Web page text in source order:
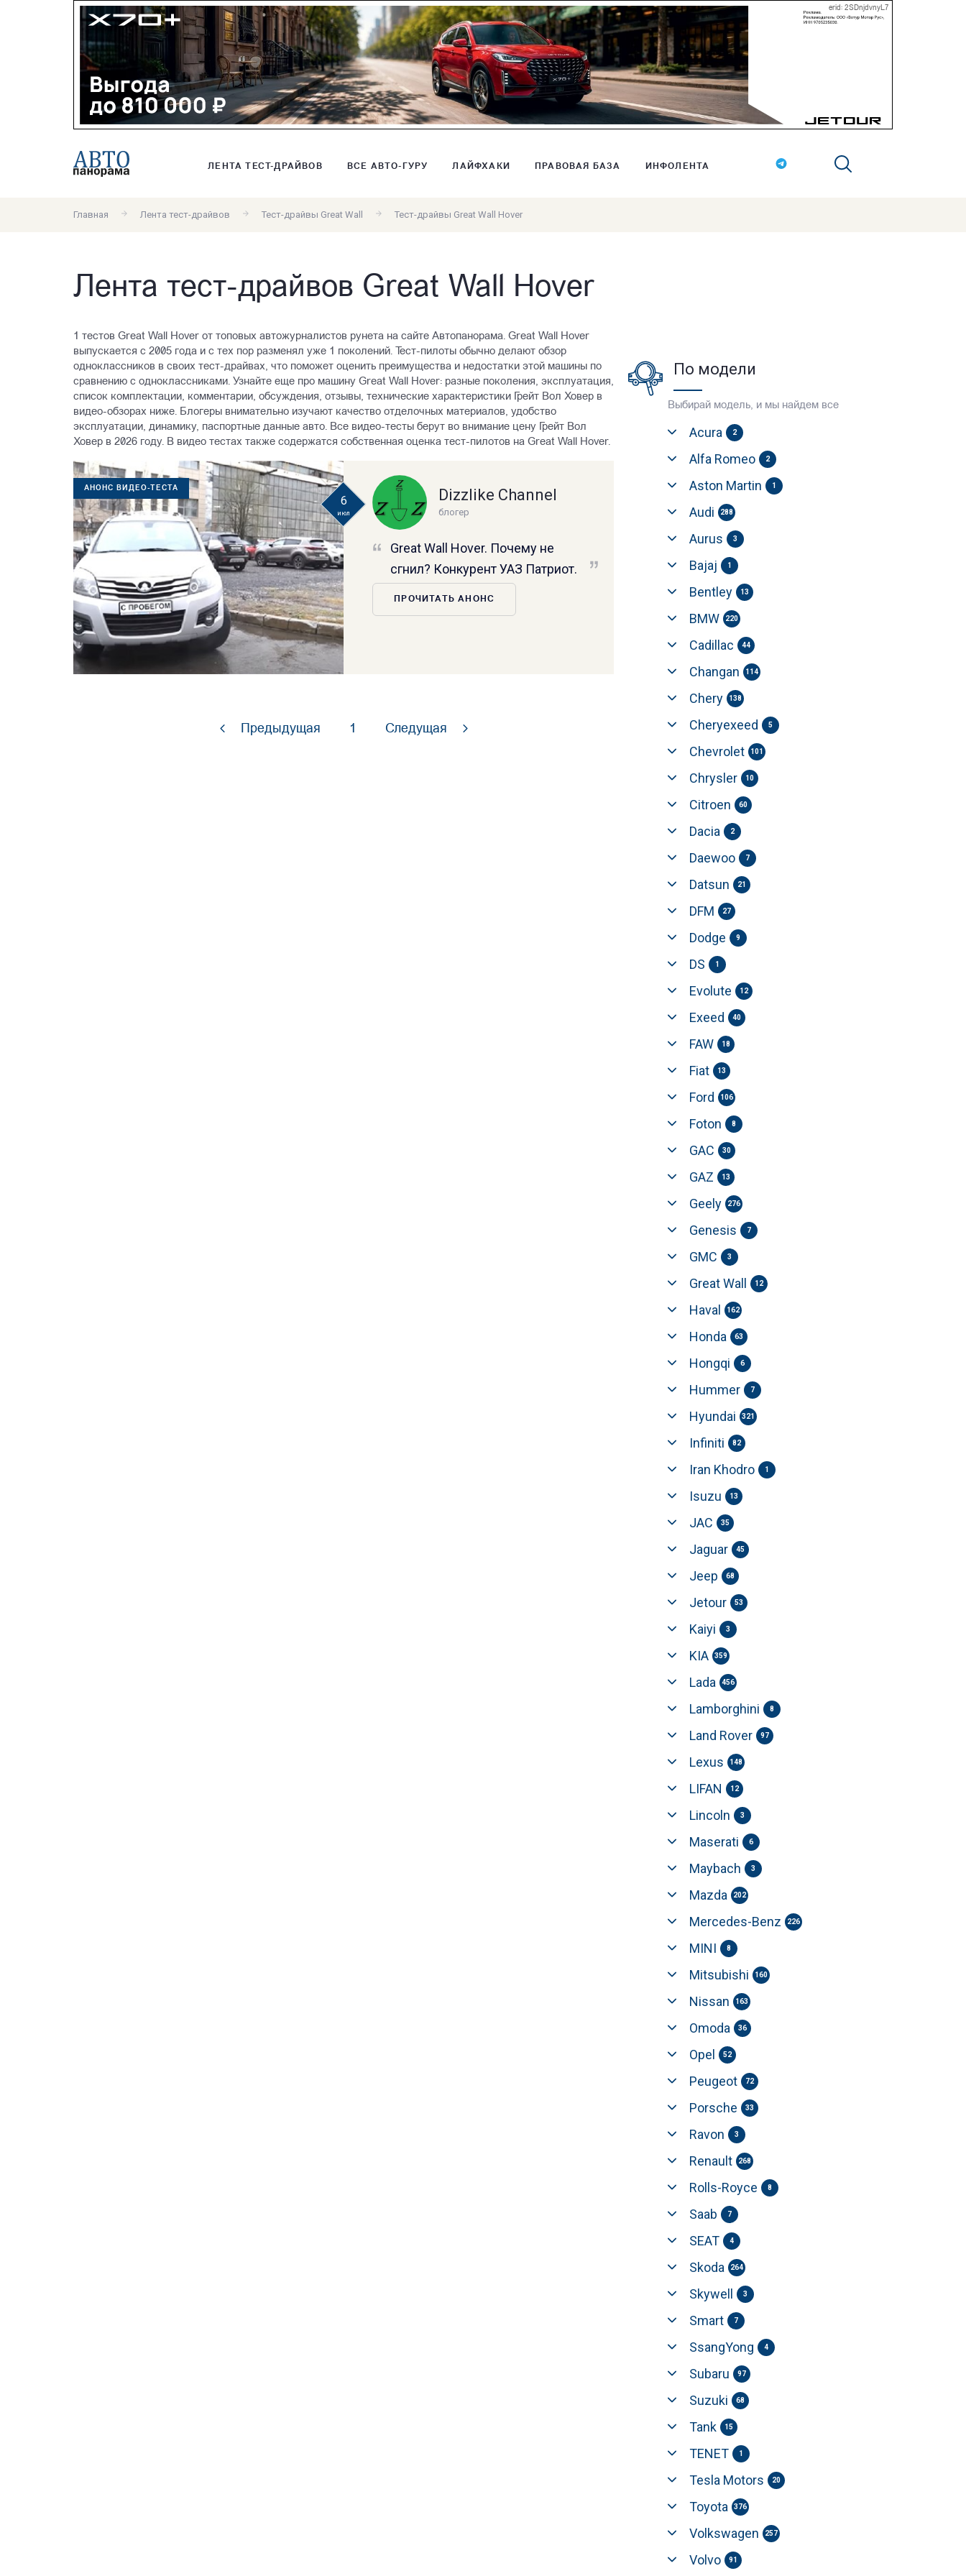
erid: 2SDnjdvnyL7
ЛЕНТА ТЕСТ-ДРАЙВОВ ВСЕ АВТО-ГУРУ ЛАЙФХАКИ ПРАВОВАЯ БАЗА ИНФОЛЕНТА
Главная Лента тест-драйвов Тест-драйвы Great Wall Тест-драйвы Great Wall Hover
Лента тест-драйвов Great Wall Hover
1 тестов Great Wall Hover от топовых автожурналистов рунета на сайте Автопанорама. Great Wall Hover
выпускается с 2005 года и с тех пор разменял уже 1 поколений. Тест-пилоты обычно делают обзор
одноклассников в своих тест-драйвах, что поможет оценить преимущества и недостатки этой машины по
сравнению с одноклассниками. Узнайте еще про машину Great Wall Hover: разные поколения, эксплуатация,
список комплектации, комментарии, обсуждения, отзывы, технические характеристики Грейт Вол Ховер в
видео-обзорах ниже. Блогеры внимательно изучают качество отделочных материалов, удобство
эксплуатации, динамику, паспортные данные авто. Все видео-тесты берут во внимание цену Грейт Вол
Ховер в 2026 году. В видео тестах также содержатся собственная оценка тест-пилотов на Great Wall Hover.
АНОНС ВИДЕО-ТЕСТА
6
июл
Dizzlike Channel
блогер
Great Wall Hover. Почему не
сгнил? Конкурент УАЗ Патриот.
ПРОЧИТАТЬ АНОНС
Предыдущая 1 Следущая
По модели
Выбирай модель, и мы найдем все
Acura 2
Alfa Romeo 2
Aston Martin 1
Audi 288
Aurus 3
Bajaj 1
Bentley 13
BMW 220
Cadillac 44
Changan 114
Chery 138
Cheryexeed 5
Chevrolet 101
Chrysler 10
Citroen 60
Dacia 2
Daewoo 7
Datsun 21
DFM 27
Dodge 9
DS 1
Evolute 12
Exeed 40
FAW 18
Fiat 13
Ford 106
Foton 8
GAC 30
GAZ 13
Geely 276
Genesis 7
GMC 3
Great Wall 12
Haval 162
Honda 63
Hongqi 6
Hummer 7
Hyundai 321
Infiniti 82
Iran Khodro 1
Isuzu 13
JAC 35
Jaguar 45
Jeep 68
Jetour 53
Kaiyi 3
KIA 359
Lada 456
Lamborghini 8
Land Rover 97
Lexus 148
LIFAN 12
Lincoln 3
Maserati 6
Maybach 3
Mazda 202
Mercedes-Benz 226
MINI 8
Mitsubishi 160
Nissan 163
Omoda 36
Opel 52
Peugeot 72
Porsche 33
Ravon 3
Renault 268
Rolls-Royce 8
Saab 7
SEAT 4
Skoda 264
Skywell 3
Smart 7
SsangYong 4
Subaru 97
Suzuki 68
Tank 15
TENET 1
Tesla Motors 20
Toyota 376
Volkswagen 257
Volvo 91